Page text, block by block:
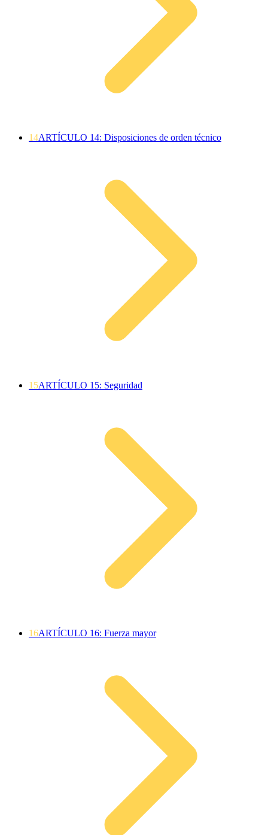
14ARTÍCULO 14: Disposiciones de orden técnico
15ARTÍCULO 15: Seguridad
16ARTÍCULO 16: Fuerza mayor